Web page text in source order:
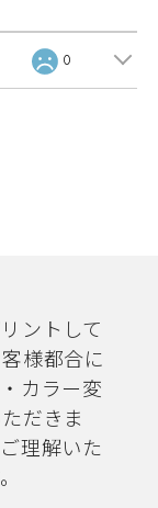
0
ントして
様都合に
カラー変
だきま
理解いた